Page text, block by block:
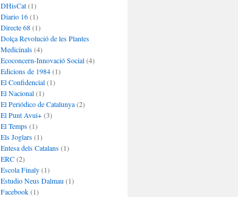
DHisCat(1)
Diario 16(1)
Directe 68(1)
Dolça Revolució de les Plantes
Medicinals(4)
Ecoconcern-Innovació Social(4)
Edicions de 1984(1)
El Confidencial(1)
El Nacional(1)
El Periódico de Catalunya(2)
El Punt Avui+(3)
El Temps(1)
Els Joglars(1)
Entesa dels Catalans(1)
ERC(2)
Escola Finaly(1)
Estudio Neus Dalmau (1)
Facebook(1)